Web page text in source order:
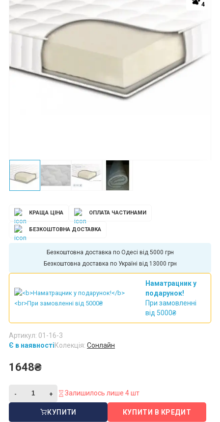
4
КРАЩА ЦІНА ОПЛАТА ЧАСТИНАМИ
БЕЗКОШТОВНА ДОСТАВКА
Безкоштовна доставка по Харкову від 5000 грн
Безкоштовна доставка по Україні від 13000 грн
Наматрацник у
подарунок!
При замовленні
від 5000₴
Є в наявностіКолекція: Сонлайн
Артикул: 01-16-3
1648₴
Залишилось лише 4 шт
КУПИТИ
КУПИТИ В КРЕДИТ